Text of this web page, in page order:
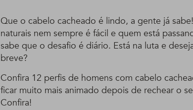
Que o cabelo cacheado é lindo, a gente já
naturais nem sempre é fácil e quem está
sabe que o desafio é diário. Está na luta e
breve?
Confira 12 perfis de homens com cabelo
ficar muito mais animado depois de rechear o
Confira!